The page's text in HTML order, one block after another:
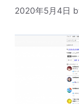
2020年5月4日